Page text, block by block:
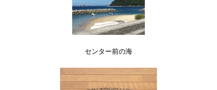
センター前の海